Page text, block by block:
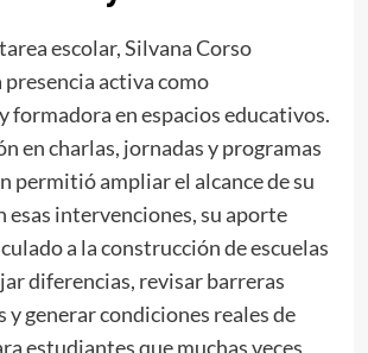
escolar, Silvana Corso
activa como
formadora en espacios educativos.
en charlas, jornadas y programas
permitió ampliar el alcance de su
esas intervenciones, su aporte
a la construcción de escuelas
diferencias, revisar barreras
generar condiciones reales de
estudiantes que muchas veces